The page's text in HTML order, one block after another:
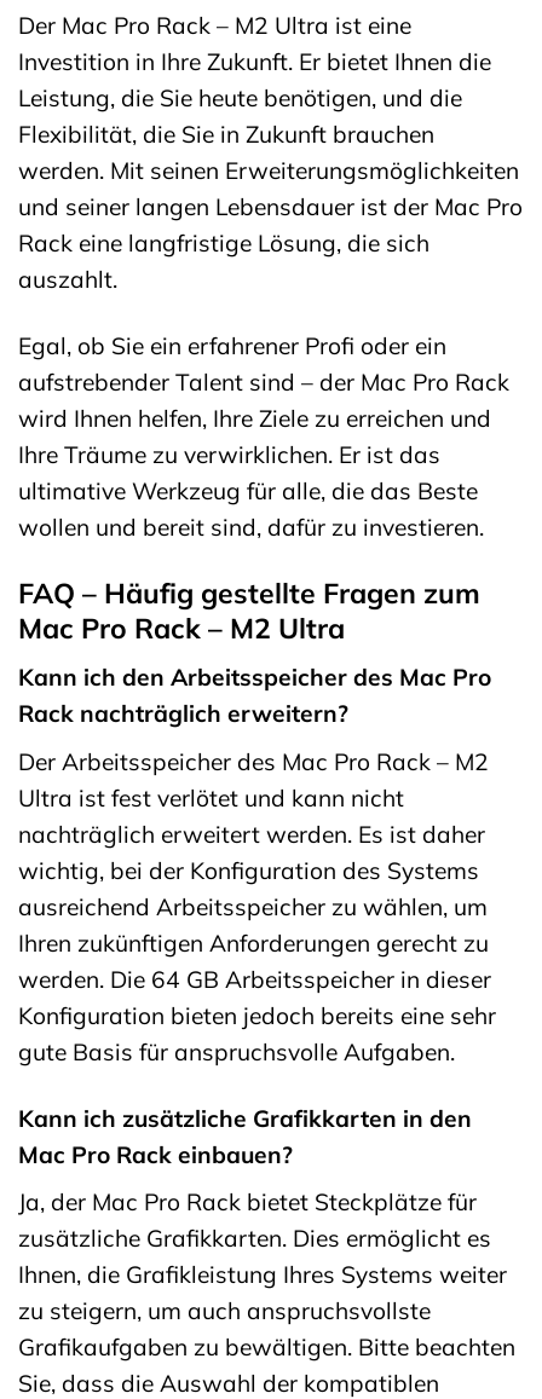
Der Mac Pro Rack – M2 Ultra ist eine
Investition in Ihre Zukunft. Er bietet Ihnen die
Leistung, die Sie heute benötigen, und die
Flexibilität, die Sie in Zukunft brauchen
werden. Mit seinen Erweiterungsmöglichkeiten
und seiner langen Lebensdauer ist der Mac Pro
Rack eine langfristige Lösung, die sich
auszahlt.
Egal, ob Sie ein erfahrener Profi oder ein
aufstrebender Talent sind – der Mac Pro Rack
wird Ihnen helfen, Ihre Ziele zu erreichen und
Ihre Träume zu verwirklichen. Er ist das
ultimative Werkzeug für alle, die das Beste
wollen und bereit sind, dafür zu investieren.
FAQ – Häufig gestellte Fragen zum
Mac Pro Rack – M2 Ultra
Kann ich den Arbeitsspeicher des Mac Pro
Rack nachträglich erweitern?
Der Arbeitsspeicher des Mac Pro Rack – M2
Ultra ist fest verlötet und kann nicht
nachträglich erweitert werden. Es ist daher
wichtig, bei der Konfiguration des Systems
ausreichend Arbeitsspeicher zu wählen, um
Ihren zukünftigen Anforderungen gerecht zu
werden. Die 64 GB Arbeitsspeicher in dieser
Konfiguration bieten jedoch bereits eine sehr
gute Basis für anspruchsvolle Aufgaben.
Kann ich zusätzliche Grafikkarten in den
Mac Pro Rack einbauen?
Ja, der Mac Pro Rack bietet Steckplätze für
zusätzliche Grafikkarten. Dies ermöglicht es
Ihnen, die Grafikleistung Ihres Systems weiter
zu steigern, um auch anspruchsvollste
Grafikaufgaben zu bewältigen. Bitte beachten
Sie, dass die Auswahl der kompatiblen